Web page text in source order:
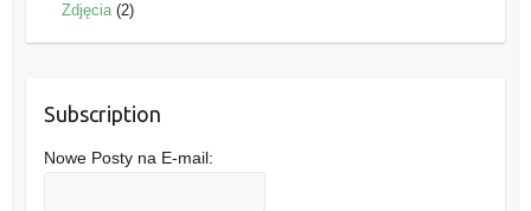
Zdjęcia(2)
Subscription
Nowe Posty na E-mail: